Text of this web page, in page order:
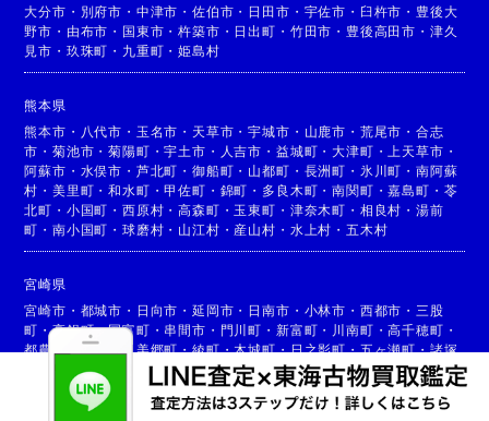
大分市 ・ 別府市 ・ 中津市 ・佐伯市 ・ 日田市 ・ 宇佐市 ・ 臼杵市 ・ 豊後大
野市 ・ 由布市 ・ 国東市 ・杵築市 ・ 日出町 ・ 竹田市 ・ 豊後高田市 ・ 津久
見市 ・ 玖珠町 ・ 九重町 ・姫島村
熊本県
熊本市 ・ 八代市 ・ 玉名市 ・ 天草市 ・宇城市 ・ 山鹿市 ・ 荒尾市 ・ 合志
市 ・菊池市 ・菊陽町 ・宇土市 ・ 人吉市 ・ 益城町 ・大津町 ・ 上天草市 ・
阿蘇市 ・ 水俣市 ・ 芦北町 ・御船町 ・ 山都町 ・ 長洲町 ・ 氷川町 ・ 南阿蘇
村 ・美里町 ・和水町 ・甲佐町 ・ 錦町 ・ 多良木町 ・南関町 ・嘉島町 ・ 苓
北町 ・ 小国町 ・西原村 ・高森町 ・ 玉東町 ・ 津奈木町 ・ 相良村 ・ 湯前
町 ・南小国町 ・球磨村 ・ 山江村 ・ 産山村 ・ 水上村 ・ 五木村
宮崎県
宮崎市 ・ 都城市 ・ 日向市 ・延岡市 ・ 日南市 ・ 小林市 ・ 西都市 ・ 三股
町 ・高鍋町・国富町 ・ 串間市 ・ 門川町 ・ 新富町 ・ 川南町 ・高千穂町 ・
都農町
高原町 ・美郷町・綾町・木城町・日之影町・五ヶ瀬町・諸塚
椎葉村・ 西米良村